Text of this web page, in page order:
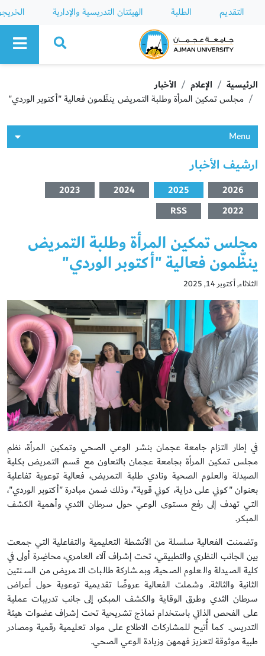
التقديم الطلبة الهيئتان التدريسية والإدارية
Ajman University
الرئيسية الإعلام
الأخبار
مجلس تمكين المرأة وطلبة التمريض ينظّمون فعالية "أكتوبر الوردي"
Menu
ارشيف الأخبار
2026
2025
2024
2023
2022
RSS
مجلس تمكين المرأة وطلبة التمريض
ينظّمون فعالية "أكتوبر الوردي"
الثلاثاء, أكتوبر 14, 2025
في إطار التزام جامعة عجمان بنشر الوعي الصحي وتمكين المرأة، نظم
مجلس تمكين المرأة بجامعة عجمان بالتعاون مع قسم التمريض بكلية
الصيدلة والعلوم الصحية ونادي طلبة التمريض، فعالية توعوية تفاعلية
بعنوان "كوني على دراية، كوني قوية"، وذلك ضمن مبادرة "أكتوبر الوردي"،
التي تهدف إلى رفع مستوى الوعي حول سرطان الثدي وأهمية الكشف
المبكر.
وتضمنت الفعالية سلسلة من الأنشطة التعليمية والتفاعلية التي جمعت
بين الجانب النظري والتطبيقي، تحت إشراف آلاء العامري، محاضِرة أولى في
كلية الصيدلة والعلوم الصحية، وبمشاركة طالبات التمريض من السنتين
الثانية والثالثة. وشملت الفعالية عروضًا تقديمية توعوية حول أعراض
سرطان الثدي وطرق الوقاية والكشف المبكر، إلى جانب تدريبات عملية
على الفحص الذاتي باستخدام نماذج تشريحية تحت إشراف عضوات هيئة
التدريس. كما أُتيح للمشاركات الاطلاع على مواد تعليمية رقمية ومصادر
طبية موثوقة لتعزيز فهمهن وزيادة الوعي الصحي.